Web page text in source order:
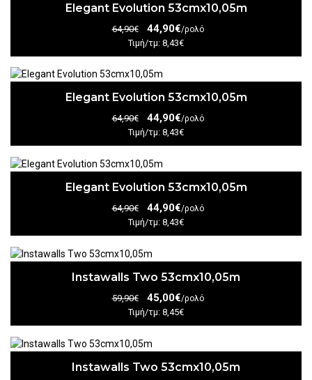
Elegant Evolution 53cmx10,05m
64,90€ 44,90€/ρολό
Τιμή/τμ: 8,43€
Elegant Evolution 53cmx10,05m
64,90€ 44,90€/ρολό
Τιμή/τμ: 8,43€
Elegant Evolution 53cmx10,05m
64,90€ 44,90€/ρολό
Τιμή/τμ: 8,43€
Instawalls Two 53cmx10,05m
59,90€ 45,00€/ρολό
Τιμή/τμ: 8,45€
Instawalls Two 53cmx10,05m